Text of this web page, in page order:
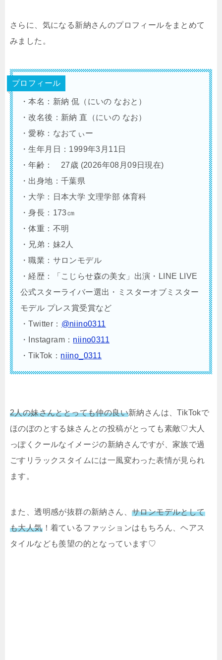
さらに、気になる新納さんのプロフィールをまとめて
みました。
プロフィール
・本名：新納 侃（にいの なおと）
・改名後：新納 直（にいの なお）
・愛称：なおてぃー
・生年月日：1999年3月11日
・年齢： 27歳 (2026年08月09日現在)
・出身地：千葉県
・大学：日本大学 文理学部 体育科
・身長：173㎝
・体重：不明
・兄弟：妹2人
・職業：サロンモデル
・経歴：「こじらせ森の美女」出演・LINE LIVE
公式スターライバー選出・ミスターオブミスター
モデル プレス賞受賞など
・Twitter： @niino0311
・Instagram： niino0311
・TikTok： niino_0311
2人の妹さんととっても仲の良い新納さんは、TikTokで
ほのぼのとする妹さんとの投稿がとっても素敵♡大人
っぽくクールなイメージの新納さんですが、家族で過
ごすリラックスタイムには一風変わった表情が見られ
ます。
また、透明感が抜群の新納さん、 サロンモデルとして
も大人気！着ているファッションはもちろん、ヘアス
タイルなども羨望の的となっています♡